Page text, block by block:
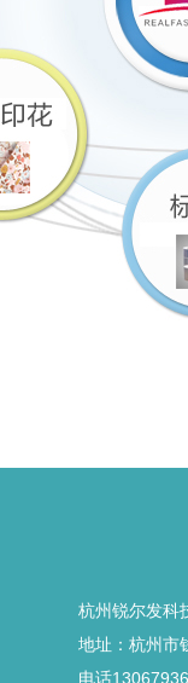
杭州锐尔发科
地址：杭州市
电话